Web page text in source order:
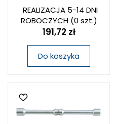
REALIZACJA 5-14 DNI
ROBOCZYCH(0 szt.)
191,72 zł
Do koszyka